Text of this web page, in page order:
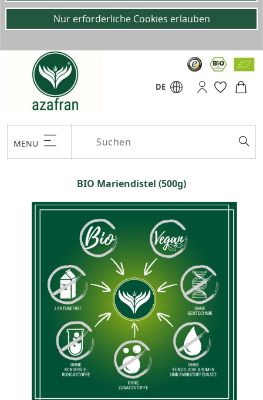
DE
MENU
BIO Mariendistel (500g)
Nur erforderliche Cookies erlauben